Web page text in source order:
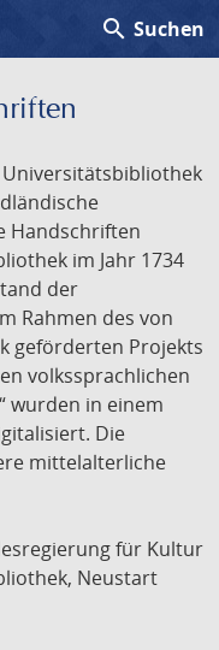
search Suchen
Universitätsbibliothek
Handschriften
im Jahr 1734
der
Rahmen des von
geförderten Projekts
volkssprachlichen
wurden in einem
Die
mittelalterliche
für Kultur
Neustart